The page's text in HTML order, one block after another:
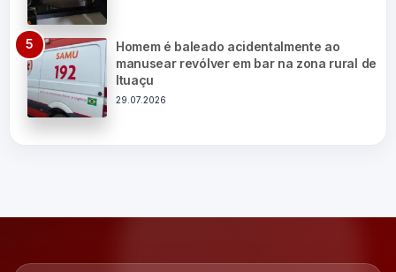
Homem é baleado acidentalmente ao
manusear revólver em bar na zona rural de
Ituaçu
29.07.2026